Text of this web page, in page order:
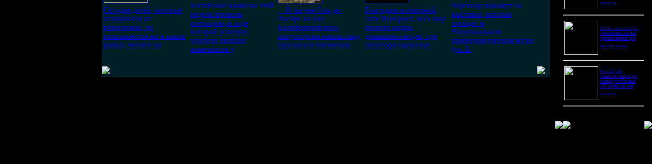
Сегодня детей, которые
отличаются от
ровесников, не
вписываются ни в какие
рамки, читают на
Китайские врачи на этой
неделе провели
операцию, в ходе
которой успешно
удалили лишние
конечности у
В лагуне Охо-де-
Льебре на юге
Калифорнийского
полуострова нашли пару
сросшихся близнецов
Благодаря всемирной
сети Интернет, весь мир
обошли кадры
домашнего видео, где
полуторагодовалые
Черепаху покажут на
выставке, которая
пройдет в
Национальном
природоведческом музее
(ул. Б.
лишнего
Размер или чистота
бриллианта: на чем
сделать акцент при
выборе кольца
Российский
балансировщик для
отказоустойчивых
ИТ-сервисов: как
оценить